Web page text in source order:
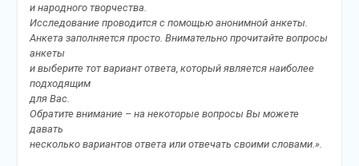
и народного творчества.
Исследование проводится с помощью анонимной анкеты.
Анкета заполняется просто. Внимательно прочитайте вопросы
анкеты
и выберите тот вариант ответа, который является наиболее
подходящим
для Вас.
Обратите внимание – на некоторые вопросы Вы можете
давать
несколько вариантов ответа или отвечать своими словами.».